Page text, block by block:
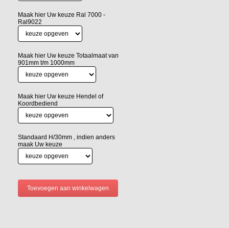
Maak hier Uw keuze Ral 7000 -
Ral9022
Maak hier Uw keuze Totaalmaat van
901mm t/m 1000mm
Maak hier Uw keuze Hendel of
Koordbediend
Standaard H/30mm , indien anders
maak Uw keuze